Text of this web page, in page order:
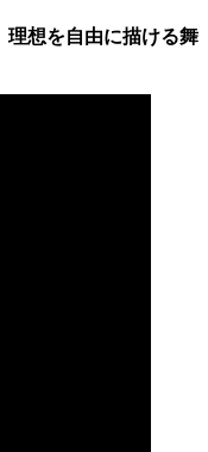
理想を自由に描ける舞